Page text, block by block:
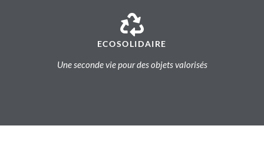
ECOSOLIDAIRE
Une seconde vie pour des objets valorisés